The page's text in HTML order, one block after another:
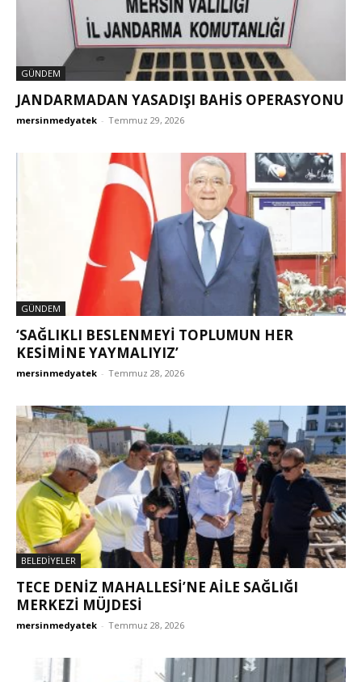
GÜNDEM
JANDARMADAN YASADIŞI BAHİS OPERASYONU
mersinmedyatek - Temmuz 29, 2026
GÜNDEM
‘SAĞLIKLI BESLENMEYI TOPLUMUN HER
KESIMINE YAYMALIYIZ’
mersinmedyatek - Temmuz 28, 2026
BELEDİYELER
TECE DENİZ MAHALLESİ’NE AİLE SAĞLIĞI
MERKEZİ MÜJDESİ
mersinmedyatek - Temmuz 28, 2026